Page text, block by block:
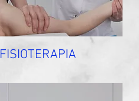
FISIOTERAPIA